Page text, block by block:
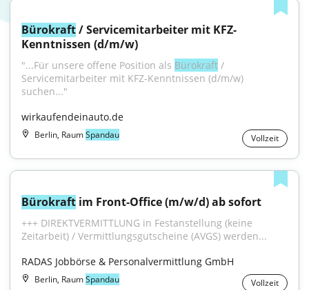
Bürokraft / Servicemitarbeiter mit KFZ-
Kenntnissen (d/m/w)
"...Für unsere offene Position als Bürokraft /
Servicemitarbeiter mit KFZ-Kenntnissen (d/m/w)
suchen..."
wirkaufendeinauto.de
Berlin, RaumSpandau Vollzeit
Bürokraft im Front-Office (m/w/d) ab sofort
+++ DIREKTVERMITTLUNG in Festanstellung (keine
Zeitarbeit) / Vermittlungsgutscheine (AVGS) werden...
RADAS Jobbörse & Personalvermittlung GmbH
Berlin, RaumSpandau Vollzeit